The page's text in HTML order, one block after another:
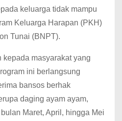
keluarga tidak mampu
Keluarga Harapan (PKH)
Tunai (BNPT).
kepada masyarakat yang
ini berlangsung
bansos berhak
daging ayam ayam,
Maret, April, hingga Mei